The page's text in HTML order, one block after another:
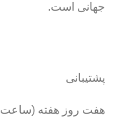
جهانی است.
پشتیبانی
هفت روز هفته (ساعت ۹ الی ۱۷) 8-66975561-021